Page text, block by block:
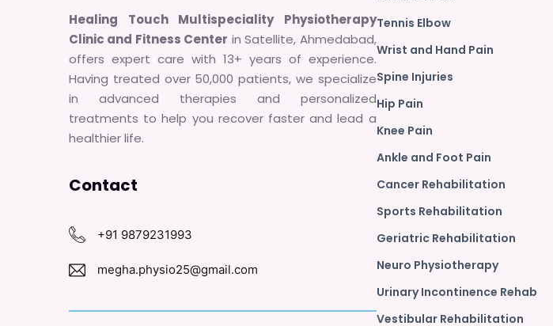
Healing Touch Multispeciality Physiotherapy
Clinic and Fitness Center in Satellite, Ahmedabad,
offers expert care with 13+ years of experience.
Having treated over 50,000 patients, we specialize
in advanced therapies and personalized
treatments to help you recover faster and lead a
healthier life.
Contact
+91 9879231993
megha.physio25@gmail.com
Tennis Elbow
Wrist and Hand Pain
Spine Injuries
Hip Pain
Knee Pain
Ankle and Foot Pain
Cancer Rehabilitation
Sports Rehabilitation
Geriatric Rehabilitation
Neuro Physiotherapy
Urinary Incontinence Rehab
Vestibular Rehabilitation